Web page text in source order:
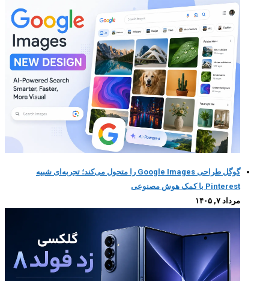
گوگل طراحی Google Images را متحول می‌کند؛ تجربه‌ای شبیه
Pinterest با کمک هوش مصنوعی
مرداد ۷, ۱۴۰۵